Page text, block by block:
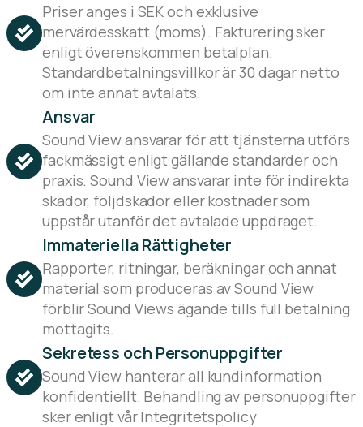
Priser anges i SEK och exklusive
mervärdesskatt (moms). Fakturering sker
enligt överenskommen betalplan.
Standardbetalningsvillkor är 30 dagar netto
om inte annat avtalats.
Ansvar
Sound View ansvarar för att tjänsterna utförs
fackmässigt enligt gällande standarder och
praxis. Sound View ansvarar inte för indirekta
skador, följdskador eller kostnader som
uppstår utanför det avtalade uppdraget.
Immateriella Rättigheter
Rapporter, ritningar, beräkningar och annat
material som produceras av Sound View
förblir Sound Views ägande tills full betalning
mottagits.
Sekretess och Personuppgifter
Sound View hanterar all kundinformation
konfidentiellt. Behandling av personuppgifter
sker enligt vår Integritetspolicy